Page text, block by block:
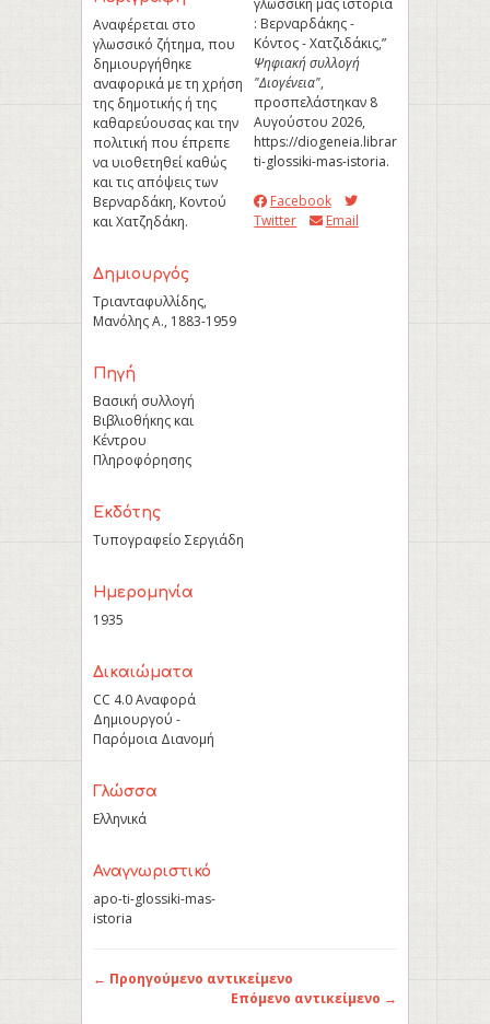
Αναφέρεται στο
γλωσσικό ζήτημα, που
δημιουργήθηκε
αναφορικά με τη χρήση
της δημοτικής ή της
καθαρεύουσας και την
πολιτική που έπρεπε
να υιοθετηθεί καθώς
και τις απόψεις των
Βερναρδάκη, Κοντού
και Χατζηδάκη.
Δημιουργός
Τριανταφυλλίδης,
Μανόλης Α., 1883-1959
Πηγή
Βασική συλλογή
Βιβλιοθήκης και
Κέντρου
Πληροφόρησης
Εκδότης
Τυπογραφείο Σεργιάδη
Ημερομηνία
1935
Δικαιώματα
CC 4.0 Αναφορά
Δημιουργού -
Παρόμοια Διανομή
Γλώσσα
Ελληνικά
Αναγνωριστικό
apo-ti-glossiki-mas-
istoria
γλωσσική μας ιστορία
: Βερναρδάκης -
Κόντος - Χατζιδάκις,”
Ψηφιακή συλλογή
"Διογένεια",
προσπελάστηκαν 8
Αυγούστου 2026,
https://diogeneia.library.upatras.gr/
ti-glossiki-mas-istoria.
Facebook
Twitter
Email
← Προηγούμενο αντικείμενο
Επόμενο αντικείμενο →